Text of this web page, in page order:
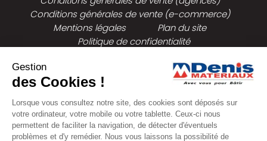
Conditions générales de vente (e-commerce)
Mentions légales
Plan du site
Politique de confidentialité
Gestion
des Cookies !
Lorsque vous consultez notre site, des cookies sont déposés sur
votre ordinateur, votre mobile ou votre tablette. Ceux-ci nous
permettent de faciliter la navigation, de détecter d'éventuels
problèmes et d'y remédier. Nous vous laissons la possibilité de